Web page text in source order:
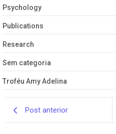
Psychology
Publications
Research
Sem categoria
Troféu Amy Adelina
Post anterior